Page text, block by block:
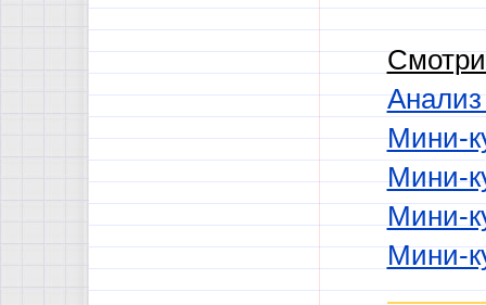
Мини-
Мини-
Мини-
Мини-